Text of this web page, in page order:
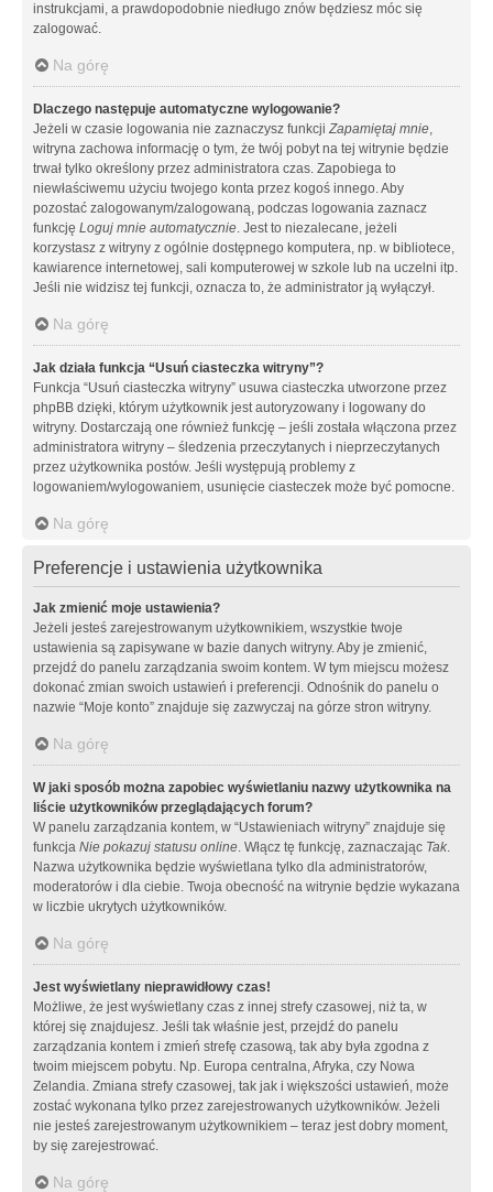
instrukcjami, a prawdopodobnie niedługo znów będziesz móc się
zalogować.
Na górę
Dlaczego następuje automatyczne wylogowanie?
Jeżeli w czasie logowania nie zaznaczysz funkcji Zapamiętaj mnie,
witryna zachowa informację o tym, że twój pobyt na tej witrynie będzie
trwał tylko określony przez administratora czas. Zapobiega to
niewłaściwemu użyciu twojego konta przez kogoś innego. Aby
pozostać zalogowanym/zalogowaną, podczas logowania zaznacz
funkcję Loguj mnie automatycznie. Jest to niezalecane, jeżeli
korzystasz z witryny z ogólnie dostępnego komputera, np. w bibliotece,
kawiarence internetowej, sali komputerowej w szkole lub na uczelni itp.
Jeśli nie widzisz tej funkcji, oznacza to, że administrator ją wyłączył.
Na górę
Jak działa funkcja “Usuń ciasteczka witryny”?
Funkcja “Usuń ciasteczka witryny” usuwa ciasteczka utworzone przez
phpBB dzięki, którym użytkownik jest autoryzowany i logowany do
witryny. Dostarczają one również funkcję – jeśli została włączona przez
administratora witryny – śledzenia przeczytanych i nieprzeczytanych
przez użytkownika postów. Jeśli występują problemy z
logowaniem/wylogowaniem, usunięcie ciasteczek może być pomocne.
Na górę
Preferencje i ustawienia użytkownika
Jak zmienić moje ustawienia?
Jeżeli jesteś zarejestrowanym użytkownikiem, wszystkie twoje
ustawienia są zapisywane w bazie danych witryny. Aby je zmienić,
przejdź do panelu zarządzania swoim kontem. W tym miejscu możesz
dokonać zmian swoich ustawień i preferencji. Odnośnik do panelu o
nazwie “Moje konto” znajduje się zazwyczaj na górze stron witryny.
Na górę
W jaki sposób można zapobiec wyświetlaniu nazwy użytkownika na
liście użytkowników przeglądających forum?
W panelu zarządzania kontem, w “Ustawieniach witryny” znajduje się
funkcja Nie pokazuj statusu online. Włącz tę funkcję, zaznaczając Tak.
Nazwa użytkownika będzie wyświetlana tylko dla administratorów,
moderatorów i dla ciebie. Twoja obecność na witrynie będzie wykazana
w liczbie ukrytych użytkowników.
Na górę
Jest wyświetlany nieprawidłowy czas!
Możliwe, że jest wyświetlany czas z innej strefy czasowej, niż ta, w
której się znajdujesz. Jeśli tak właśnie jest, przejdź do panelu
zarządzania kontem i zmień strefę czasową, tak aby była zgodna z
twoim miejscem pobytu. Np. Europa centralna, Afryka, czy Nowa
Zelandia. Zmiana strefy czasowej, tak jak i większości ustawień, może
zostać wykonana tylko przez zarejestrowanych użytkowników. Jeżeli
nie jesteś zarejestrowanym użytkownikiem – teraz jest dobry moment,
by się zarejestrować.
Na górę